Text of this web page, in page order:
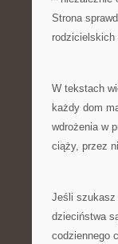
Strona
rodzicielskich
W tekstach
każdy dom
wdrożenia w
ciąży, przez
Jeśli szukasz
dzieciństwa
codziennego